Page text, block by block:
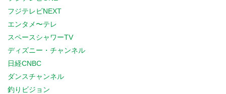
フジテレビNEXT
エンタメ〜テレ
スペースシャワーTV
ディズニー・チャンネル
日経CNBC
ダンスチャンネル
釣りビジョン